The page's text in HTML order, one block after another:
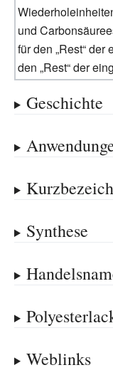
und
für den „Rest“
den „Rest“ der
Geschichte
Synthese
Weblinks